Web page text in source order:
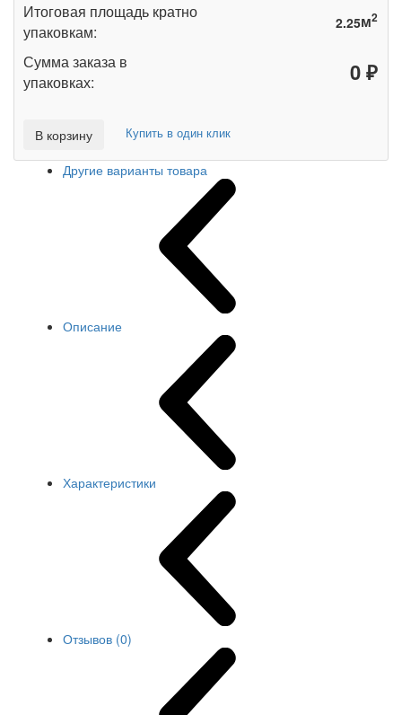
Итоговая площадь кратно
упаковкам:
м2
Сумма заказа в
упаковках:
₽
В корзину Купить в один клик
Другие варианты товара
Описание
Характеристики
Отзывов (0)